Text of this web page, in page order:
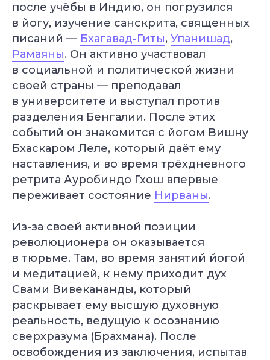
после учёбы в Индию, он погрузился
в йогу, изучение санскрита, священных
писаний — Бхагавад-Гиты, Упанишад,
Рамаяны. Он активно участвовал
в социальной и политической жизни
своей страны — преподавал
в университете и выступал против
разделения Бенгалии. После этих
событий он знакомится с йогом Вишну
Бхаскаром Леле, который даёт ему
наставления, и во время трёхдневного
ретрита Ауробиндо Гхош впервые
переживает состояние Нирваны.
Из-за своей активной позиции
революционера он оказывается
в тюрьме. Там, во время занятий йогой
и медитацией, к нему приходит дух
Свами Вивекананды, который
раскрывает ему высшую духовную
реальность, ведущую к осознанию
сверхразума (Брахмана). После
освобождения из заключения, испытав